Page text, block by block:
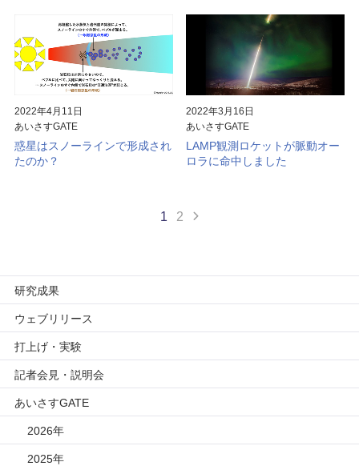
2022年4月11日
あいさすGATE
惑星はスノーラインで形成され
たのか？
2022年3月16日
あいさすGATE
LAMP観測ロケットが脈動オー
ロラに命中しました
1 2
研究成果
ウェブリリース
打上げ・実験
記者会見・説明会
あいさすGATE
2026年
2025年